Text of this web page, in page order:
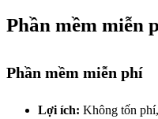
Phần mềm miễn
Phần mềm miễn phí
Lợi ích: Không tốn